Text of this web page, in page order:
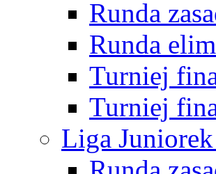
Runda
Runda
Turniej
Turniej
Liga